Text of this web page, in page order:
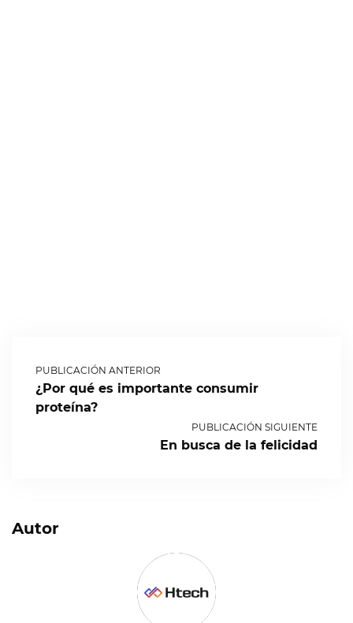
PUBLICACIÓN ANTERIOR
¿Por qué es importante consumir
proteína?
PUBLICACIÓN SIGUIENTE
En busca de la felicidad
Autor